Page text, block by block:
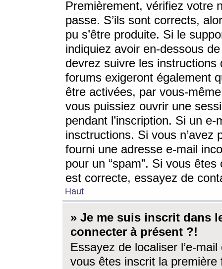
Premièrement, vérifiez votre
passe. S’ils sont corrects,
pu s’être produite. Si le
indiquiez avoir en-dessous
devrez suivre les
forums exigeront également
être activées, par vous-
vous puissiez ouvrir une
pendant l’inscription. Si un
insctructions. Si vous n’avez
fourni une adresse e-mail
pour un “spam”. Si vous
est correcte, essayez de
Haut
» Je me suis inscrit dans
connecter à présent ?!
Essayez de localiser l’e-
vous êtes inscrit la première